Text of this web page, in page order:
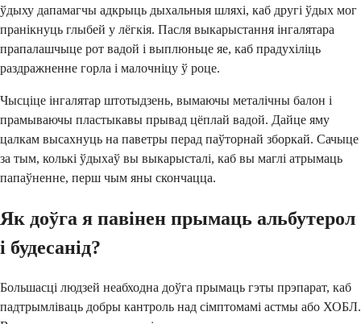
ўдыху дапамагчы адкрыць дыхальныя шляхі, каб другі ўдых мог
пранікнуць глыбей у лёгкія. Пасля выкарыстання інгалятара
прапалашчыце рот вадой і выплюньце яе, каб прадухіліць
раздражненне горла і малочніцу ў роце.
Чысціце інгалятар штотыдзень, вымаючы металічны балон і
прамываючы пластыкавы прывад цёплай вадой. Дайце яму
цалкам высахнуць на паветры перад паўторнай зборкай. Сачыце
за тым, колькі ўдыхаў вы выкарысталі, каб вы маглі атрымаць
папаўненне, перш чым яны скончацца.
Як доўга я павінен прымаць альбутерол
і будесанід?
Большасці людзей неабходна доўга прымаць гэты прэпарат, каб
падтрымліваць добры кантроль над сімптомамі астмы або ХОБЛ.